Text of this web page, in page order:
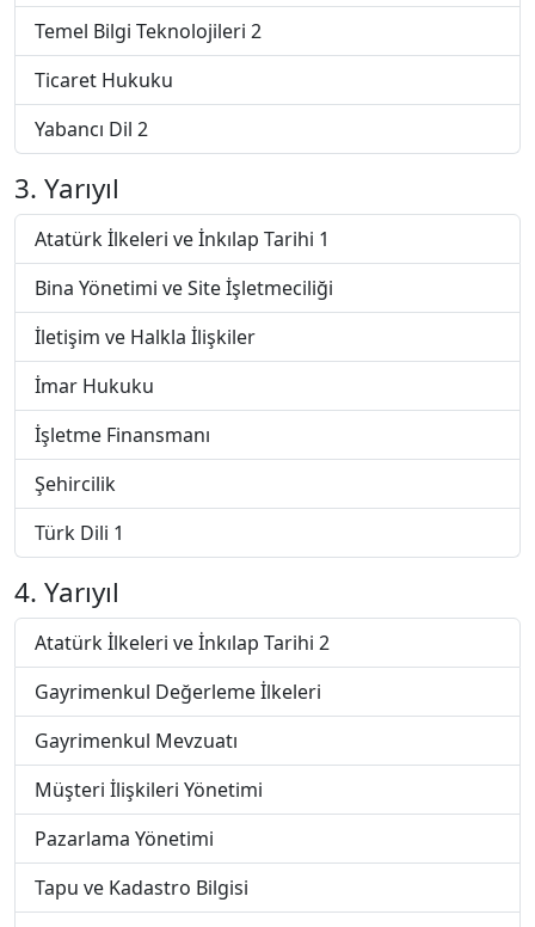
Temel Bilgi Teknolojileri 2
Ticaret Hukuku
Yabancı Dil 2
3. Yarıyıl
Atatürk İlkeleri ve İnkılap Tarihi 1
Bina Yönetimi ve Site İşletmeciliği
İletişim ve Halkla İlişkiler
İmar Hukuku
İşletme Finansmanı
Şehircilik
Türk Dili 1
4. Yarıyıl
Atatürk İlkeleri ve İnkılap Tarihi 2
Gayrimenkul Değerleme İlkeleri
Gayrimenkul Mevzuatı
Müşteri İlişkileri Yönetimi
Pazarlama Yönetimi
Tapu ve Kadastro Bilgisi